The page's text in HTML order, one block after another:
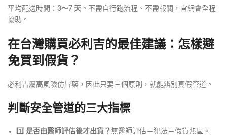
平均配送時間： 3～7 天 。不需自行跑流程、不需報關，官網會全程
協助。
在台灣購買必利吉的最佳建議：怎樣避
免買到假貨？
必利吉屬高風險仿冒藥，因此只要三個原則，就能辨別真假管道。
判斷安全管道的三大指標
1️⃣ 是否由醫師評估後才出貨？ 無醫師評估＝犯法＝假貨熱區。